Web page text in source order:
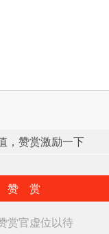
，赞赏激励一下
赞 赏
赏官虚位以待